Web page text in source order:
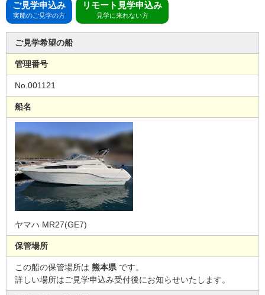
ご見学申込み
実船のご見学の方
リモート見学申込み
見学に来れない方
ご見学希望の船
管理番号
No.001121
船名
ヤマハ MR27(GE7)
保管場所
この船の保管場所は 熊本県 です。
詳しい場所はご見学申込み受付後にお知らせいたします。